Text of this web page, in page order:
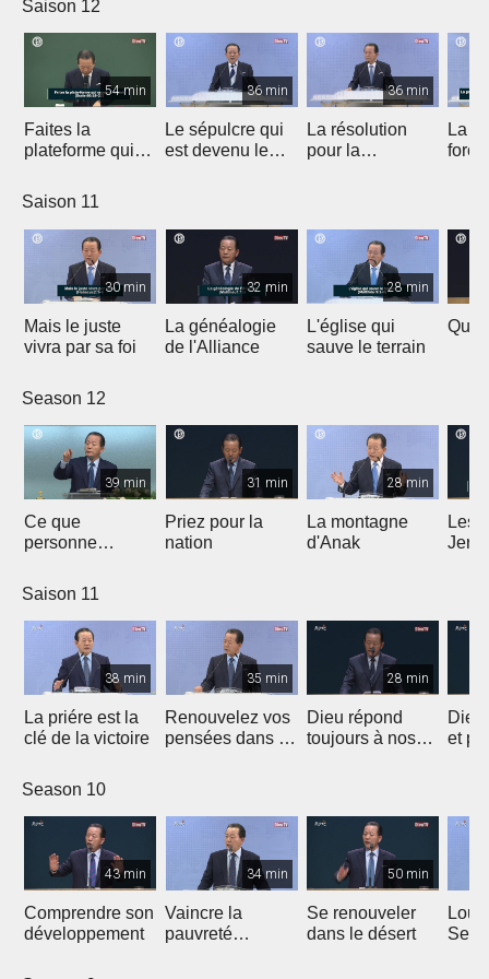
Saison 12
54 min
Faites la
plateforme qui
36 min
Le sépulcre qui
est devenu le
36 min
La résolution
pour la
La
Saison 11
30 min
Mais le juste
vivra par sa foi
32 min
La généalogie
de l'Alliance
28 min
L'église qui
sauve le terrain
Qui
Season 12
39 min
Ce que
personne
31 min
Priez pour la
nation
28 min
La montagne
d'Anak
Les
Saison 11
38 min
La priére est la
clé de la victoire
35 min
Renouvelez vos
pensées dans la
28 min
Dieu répond
toujours à nos
Dieu
et
Season 10
43 min
Comprendre son
développement
34 min
Vaincre la
pauvreté
50 min
Se renouveler
dans le désert